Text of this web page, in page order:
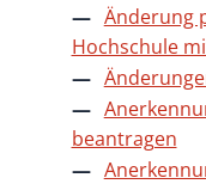
Änderung
Hochschule
beantragen